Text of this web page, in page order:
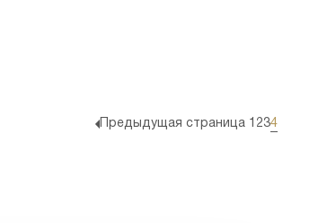
Предыдущая страница 1 234